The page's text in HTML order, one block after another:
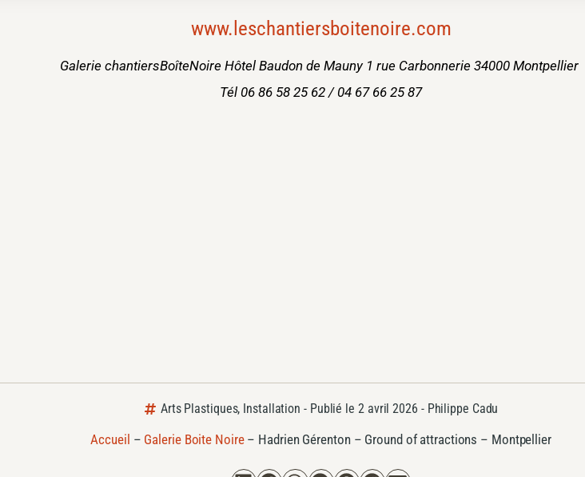
www.leschantiersboitenoire.com
Galerie chantiersBoîteNoire Hôtel Baudon de Mauny 1 rue Carbonnerie 34000 Montpellier
Tél 06 86 58 25 62 / 04 67 66 25 87
Arts Plastiques, Installation - Publié le 2 avril 2026 - Philippe Cadu
Accueil – Galerie Boite Noire– Hadrien Gérenton – Ground of attractions – Montpellier